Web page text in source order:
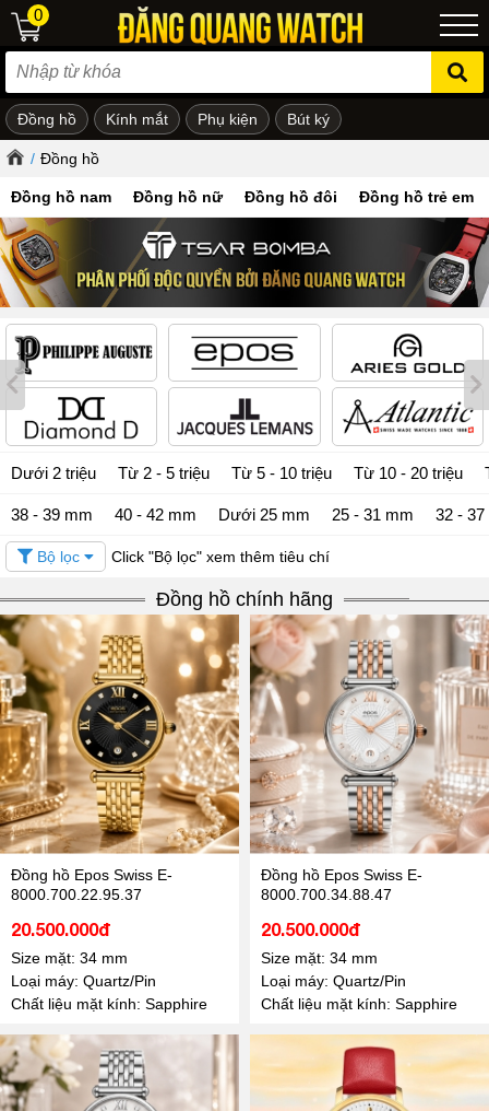
em
0
Đồng hồ Kính mắt Phụ kiện Bút ký
/ Đồng hồ
Đồng hồ nam Đồng hồ nữ Đồng hồ đôi Đồng hồ trẻ em
Dưới 2 triệu Từ 2 - 5 triệu Từ 5 - 10 triệu Từ 10 - 20 triệu
38 - 39 mm 40 - 42 mm Dưới 25 mm 25 - 31 mm 32 -
Bộ lọc Click "Bộ lọc" xem thêm tiêu chí
Đồng hồ chính hãng
Đồng hồ Epos Swiss E-
8000.700.22.95.37
20.500.000đ
Size mặt: 34 mm
Loại máy: Quartz/Pin
Chất liệu mặt kính: Sapphire
Đồng hồ Epos Swiss E-
8000.700.34.88.47
20.500.000đ
Size mặt: 34 mm
Loại máy: Quartz/Pin
Chất liệu mặt kính: Sapphire